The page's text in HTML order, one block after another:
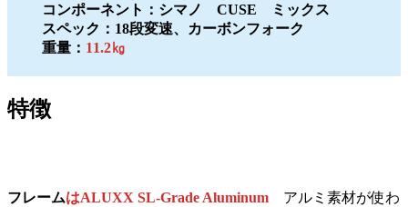
コンポーネント：シマノ CUSE ミックス
スペック：18段変速、カーボンフォーク
重量： 11.2㎏
特徴
フレームはALUXX SL-Grade Aluminum アルミ素材が使わ